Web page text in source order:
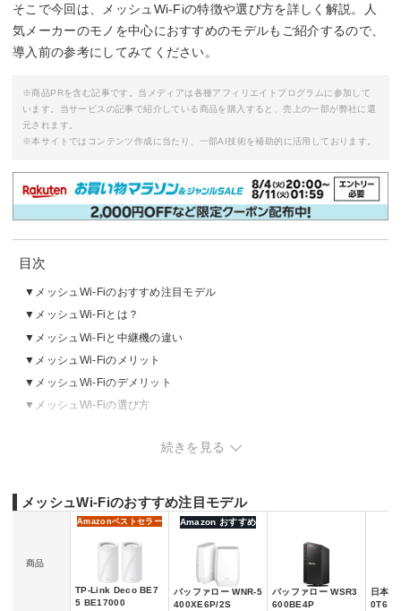
そこで今回は、メッシュWi-Fiの特徴や選び方を詳しく解説。人
気メーカーのモノを中心におすすめのモデルもご紹介するので、
導入前の参考にしてみてください。
※商品PRを含む記事です。当メディアは各種アフィリエイトプログラムに参加して
います。当サービスの記事で紹介している商品を購入すると、売上の一部が弊社に還
元されます。
※本サイトではコンテンツ作成に当たり、一部AI技術を補助的に活用しております。
目次
メッシュWi-Fiのおすすめ注目モデル
メッシュWi-Fiとは？
メッシュWi-Fiと中継機の違い
メッシュWi-Fiのメリット
メッシュWi-Fiのデメリット
メッシュWi-Fiの選び方
番外編：メッシュWi-Fiの設定方法
続きを見る
メッシュWi-Fiのおすすめ注目モデル
商品
Amazonベストセラー
TP-Link Deco BE7
5 BE17000
Amazon おすすめ
バッファロー WNR-5
400XE6P/2S
バッファロー WSR3
600BE4P
日本
0T6